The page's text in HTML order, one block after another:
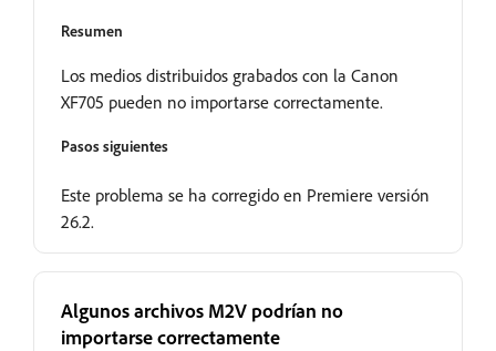
Resumen
Los medios distribuidos grabados con la Canon
XF705 pueden no importarse correctamente.
Pasos siguientes
Este problema se ha corregido en Premiere versión
26.2.
Algunos archivos M2V podrían no
importarse correctamente